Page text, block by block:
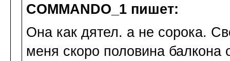
COMMANDO_1 пишет:
Она как дятел. а не сорока.
меня скоро половина балкона